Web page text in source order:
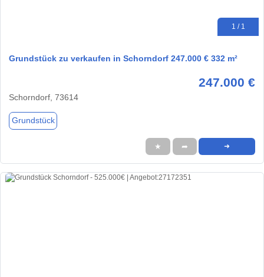
1 / 1
Grundstück zu verkaufen in Schorndorf 247.000 € 332 m²
247.000 €
Schorndorf, 73614
Grundstück
★ ➦ ➜